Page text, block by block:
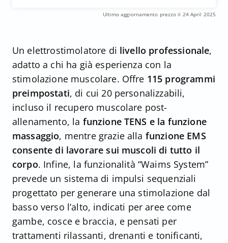
Ultimo aggiornamento prezzo il 24 April 2025
Un elettrostimolatore di livello professionale,
adatto a chi ha già esperienza con la
stimolazione muscolare. Offre 115 programmi
preimpostati, di cui 20 personalizzabili,
incluso il recupero muscolare post-
allenamento, la funzione TENS e la funzione
massaggio, mentre grazie alla funzione EMS
consente di lavorare sui muscoli di tutto il
corpo. Infine, la funzionalità “Waims System”
prevede un sistema di impulsi sequenziali
progettato per generare una stimolazione dal
basso verso l’alto, indicati per aree come
gambe, cosce e braccia, e pensati per
trattamenti rilassanti, drenanti e tonificanti,